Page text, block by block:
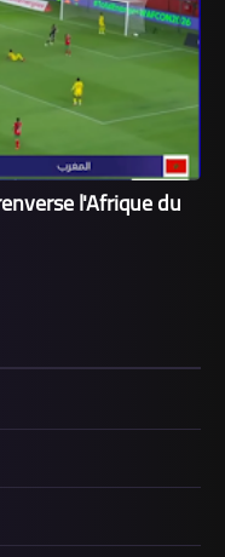
l'Afrique du